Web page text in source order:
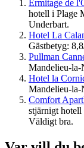
Ermitage de
hotell i Plage
Underbart.
Hotel La
Gästbetyg:
Pullman
Mandelieu-la-
Hotel la
Mandelieu-la-
Comfort
stjärnigt
Väldigt bra.